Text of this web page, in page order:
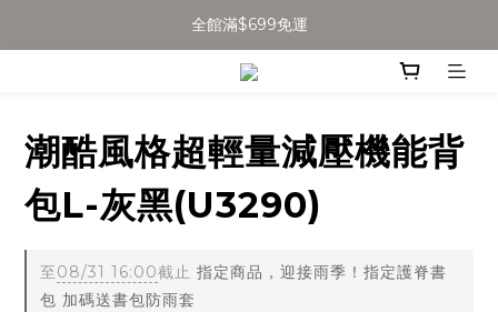
全館滿$699免運
加入會員得$100購物金👉
全館滿$699免運
潮酷風格超輕量減壓機能背
包L-灰黑(U3290)
至08/31 16:00截止 指定商品，迎接雨季！指定護脊書
包 加碼送書包防雨套